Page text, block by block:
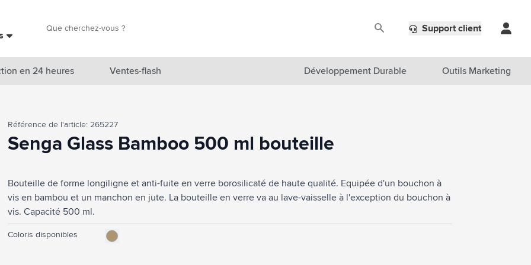
Marques
Accessoires boissons
Sacs & Voyage
Cuisiner & Vivre
Produits de soin
Support client
en 24 heures Ventes-flash Développement Durable Outils Marketing
Référence de l'article: 265227
Senga Glass Bamboo 500 ml bouteille
Bouteille de forme longiligne et anti-fuite en verre borosilicaté de haute qualité. Equipée d'un bouchon à
vis en bambou et un manchon en jute. La bouteille en verre va au lave-vaisselle à l'exception du bouchon à
vis. Capacité 500 ml.
Coloris disponibles